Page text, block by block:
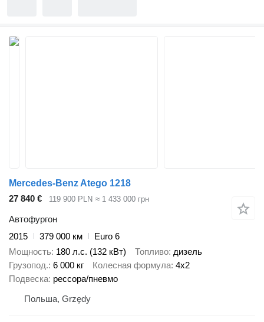
Mercedes-Benz Atego 1218
27 840 €
119 900 PLN ≈ 1 433 000 грн
Автофургон
2015
379 000 км
Euro 6
Мощность 180 л.с. (132 кВт) Топливо дизель
Грузопод. 6 000 кг Колесная формула 4x2
Подвеска рессора/пневмо
Польша, Grzędy